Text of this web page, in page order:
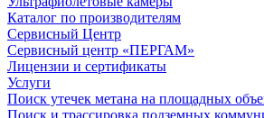
Каталог по производителям
Сервисный Центр
Сервисный центр «ПЕРГАМ»
Лицензии и сертификаты
Услуги
Поиск утечек метана на площадных
Поиск и трассировка подземных